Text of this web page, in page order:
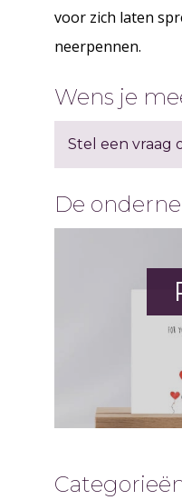
voor zich laten
neerpennen.
Wens je
Stel een vraag
De